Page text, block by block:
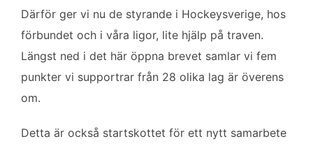
Därför ger vi nu de styrande i Hockeysverige, hos
förbundet och i våra ligor, lite hjälp på traven.
Längst ned i det här öppna brevet samlar vi fem
punkter vi supportrar från 28 olika lag är överens
om.
Detta är också startskottet för ett nytt samarbete